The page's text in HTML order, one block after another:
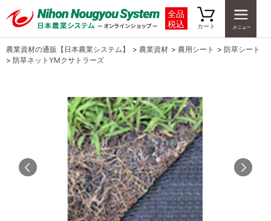
全品
税込
カート
農業資材の通販【日本農業システム】 > 農業資材 > 農用シート > 防草シート
> 防草ネットYMクサトラーズ